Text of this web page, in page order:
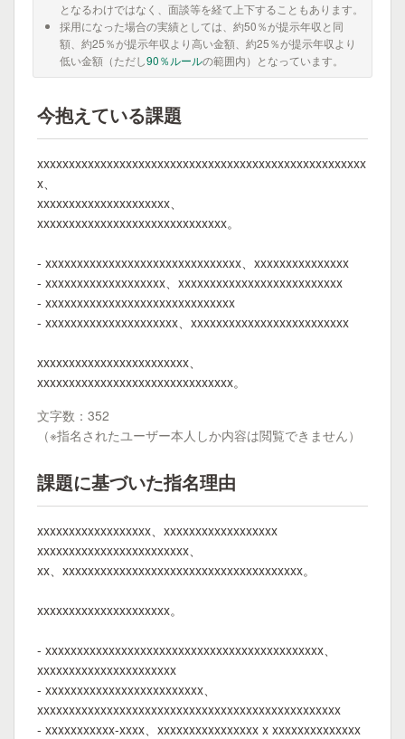
となるわけではなく、面談等を経て上下することもあります。
採用になった場合の実績としては、約50％が提示年収と同
額、約25％が提示年収より高い金額、約25％が提示年収より
低い金額（ただし90％ルールの範囲内）となっています。
今抱えている課題
xxxxxxxxxxxxxxxxxxxxxxxxxxxxxxxxxxxxxxxxxxxxxxxxxxxx
x、
xxxxxxxxxxxxxxxxxxxxx、
xxxxxxxxxxxxxxxxxxxxxxxxxxxxxx。
- xxxxxxxxxxxxxxxxxxxxxxxxxxxxxxx、xxxxxxxxxxxxxxx
- xxxxxxxxxxxxxxxxxxx、xxxxxxxxxxxxxxxxxxxxxxxxxx
- xxxxxxxxxxxxxxxxxxxxxxxxxxxxxx
- xxxxxxxxxxxxxxxxxxxxx、xxxxxxxxxxxxxxxxxxxxxxxxx
xxxxxxxxxxxxxxxxxxxxxxxx、
xxxxxxxxxxxxxxxxxxxxxxxxxxxxxxx。
文字数：352
（※指名されたユーザー本人しか内容は閲覧できません）
課題に基づいた指名理由
xxxxxxxxxxxxxxxxxx、xxxxxxxxxxxxxxxxxx
xxxxxxxxxxxxxxxxxxxxxxxx、
xx、xxxxxxxxxxxxxxxxxxxxxxxxxxxxxxxxxxxxxx。
xxxxxxxxxxxxxxxxxxxxx。
- xxxxxxxxxxxxxxxxxxxxxxxxxxxxxxxxxxxxxxxxxxxx、
xxxxxxxxxxxxxxxxxxxxxx
- xxxxxxxxxxxxxxxxxxxxxxxxx、
xxxxxxxxxxxxxxxxxxxxxxxxxxxxxxxxxxxxxxxxxxxxxxxx
- xxxxxxxxxxx-xxxx、xxxxxxxxxxxxxxxx x xxxxxxxxxxxxxx